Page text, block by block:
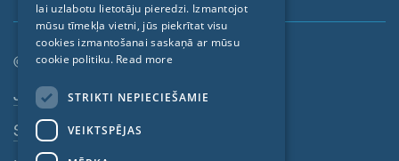
© SIGA 2026
Kājenes navigācija
Jobs
Sazinieties
FRENCH
CZECH
lai uzlabotu lietotāju pieredzi. Izmantojot
mūsu tīmekļa vietni, jūs piekrītat visu
cookies izmantošanai saskaņā ar mūsu
cookie politiku. Read more
STRIKTI NEPIECIEŠAMIE
VEIKTSPĒJAS